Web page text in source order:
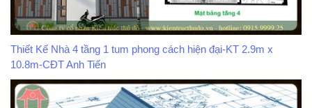
Thiết Kế Nhà 4 tầng 1 tum phong cách hiện đại-KT 2.9m x
10.8m-CĐT Anh Tiến